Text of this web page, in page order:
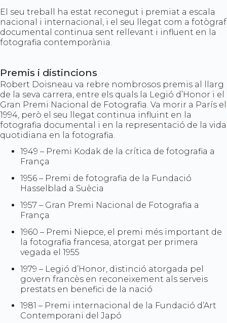
El seu treball ha estat reconegut i premiat a escala
nacional i internacional, i el seu llegat com a fotògraf
documental continua sent rellevant i influent en la
fotografia contemporània.
Premis i distincions
Robert Doisneau va rebre nombrosos premis al llarg
de la seva carrera, entre els quals la Legió d’Honor i el
Gran Premi Nacional de Fotografia. Va morir a París el
1994, però el seu llegat continua influint en la
fotografia documental i en la representació de la vida
quotidiana en la fotografia.
1949 – Premi Kodak de la crítica de fotografia a
França
1956 – Premi de fotografia de la Fundació
Hasselblad a Suècia
1957 – Gran Premi Nacional de Fotografia a
França
1960 – Premi Niepce, el premi més important de
la fotografia francesa, atorgat per primera
vegada el 1955
1979 – Legió d’Honor, distinció atorgada pel
govern francès en reconeixement als serveis
prestats en benefici de la nació
1981 – Premi internacional de la Fundació d’Art
Contemporani del Japó